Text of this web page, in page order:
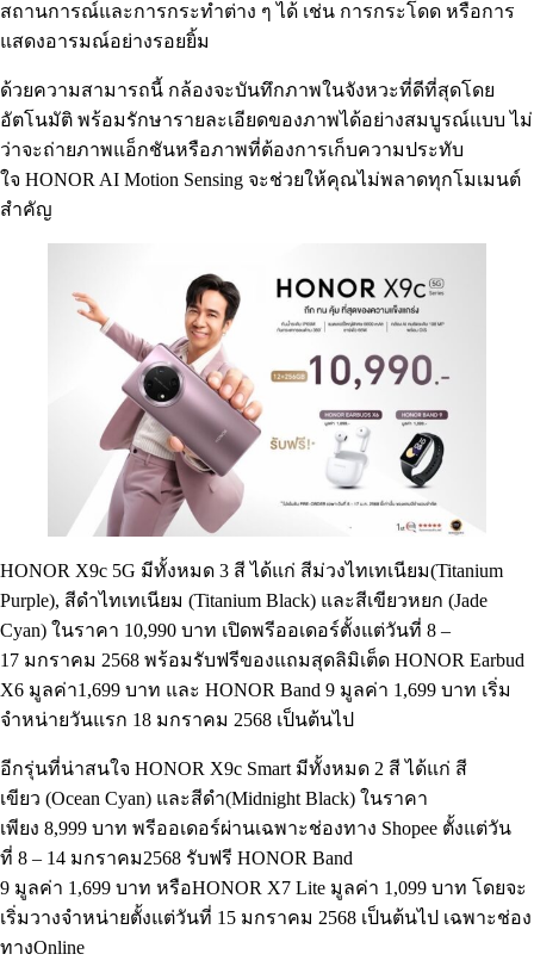
สถานการณ์และการกระทำต่าง ๆ ได้ เช่น การกระโดด หรือการ
แสดงอารมณ์อย่างรอยยิ้ม
ด้วยความสามารถนี้ กล้องจะบันทึกภาพในจังหวะที่ดีที่สุดโดย
อัตโนมัติ พร้อมรักษารายละเอียดของภาพได้อย่างสมบูรณ์แบบ ไม่
ว่าจะถ่ายภาพแอ็กชันหรือภาพที่ต้องการเก็บความประทับ
ใจ HONOR AI Motion Sensing จะช่วยให้คุณไม่พลาดทุกโมเมนต์
สำคัญ
HONOR X9c 5G มีทั้งหมด 3 สี ได้แก่ สีม่วงไทเทเนียม(Titanium
Purple), สีดำไทเทเนียม (Titanium Black) และสีเขียวหยก (Jade
Cyan) ในราคา 10,990 บาท เปิดพรีออเดอร์ตั้งแต่วันที่ 8 –
17 มกราคม 2568 พร้อมรับฟรีของแถมสุดลิมิเต็ด HONOR Earbud
X6 มูลค่า1,699 บาท และ HONOR Band 9 มูลค่า 1,699 บาท เริ่ม
จำหน่ายวันแรก 18 มกราคม 2568 เป็นต้นไป
อีกรุ่นที่น่าสนใจ HONOR X9c Smart มีทั้งหมด 2 สี ได้แก่ สี
เขียว (Ocean Cyan) และสีดำ(Midnight Black) ในราคา
เพียง 8,999 บาท พรีออเดอร์ผ่านเฉพาะช่องทาง Shopee ตั้งแต่วัน
ที่ 8 – 14 มกราคม2568 รับฟรี HONOR Band
9 มูลค่า 1,699 บาท หรือHONOR X7 Lite มูลค่า 1,099 บาท โดยจะ
เริ่มวางจำหน่ายตั้งแต่วันที่ 15 มกราคม 2568 เป็นต้นไป เฉพาะช่อง
ทางOnline